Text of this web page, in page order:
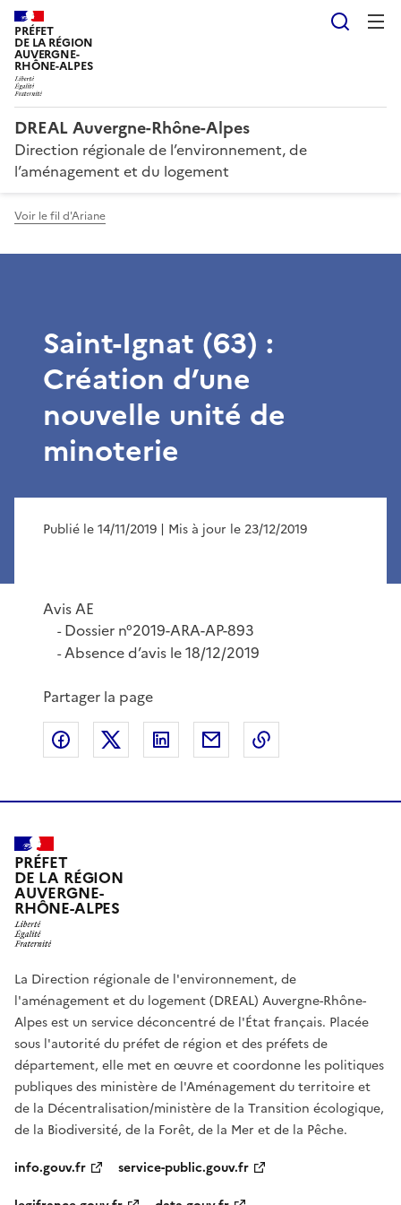
PRÉFET
DE LA RÉGION
AUVERGNE-
RHÔNE-ALPES
DREAL Auvergne-Rhône-Alpes
Direction régionale de l’environnement, de
l’aménagement et du logement
Voir le fil d'Ariane
Saint-Ignat (63) :
Création d’une
nouvelle unité de
minoterie
Publié le 14/11/2019 | Mis à jour le 23/12/2019
Avis AE
-Dossier n°2019-ARA-AP-893
-Absence d’avis le 18/12/2019
Partager la page
Partager sur Facebook
Partager sur XPartager sur LinkedIn
Partager par email
PRÉFET
DE LA RÉGION
AUVERGNE-
RHÔNE-ALPES
La Direction régionale de l'environnement, de
l'aménagement et du logement (DREAL) Auvergne-Rhône-
Alpes est un service déconcentré de l'État français. Placée
sous l'autorité du préfet de région et des préfets de
département, elle met en œuvre et coordonne les politiques
publiques des ministère de l'Aménagement du territoire et
de la Décentralisation/ministère de la Transition écologique,
de la Biodiversité, de la Forêt, de la Mer et de la Pêche.
info.gouv.fr
service-public.gouv.fr